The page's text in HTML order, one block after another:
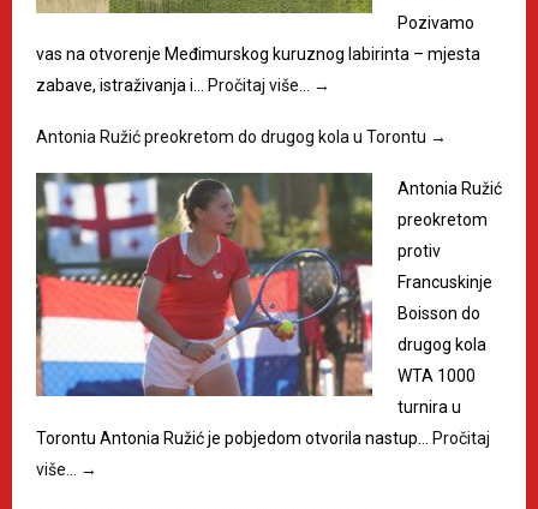
Pozivamo
vas na otvorenje Međimurskog kuruznog labirinta – mjesta
zabave, istraživanja i…
Pročitaj više… →
Antonia Ružić preokretom do drugog kola u Torontu →
Antonia Ružić
preokretom
protiv
Francuskinje
Boisson do
drugog kola
WTA 1000
turnira u
Torontu Antonia Ružić je pobjedom otvorila nastup…
Pročitaj
više…
→